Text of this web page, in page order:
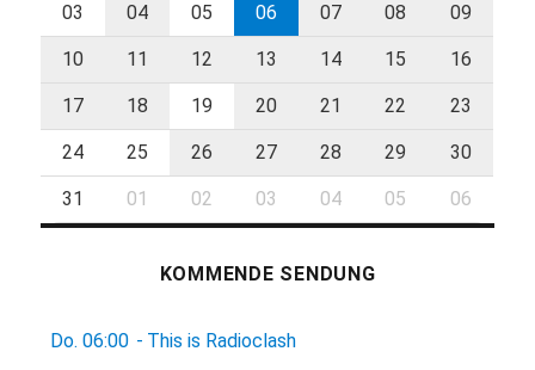
03 04 05 06 07 08 09
10 11 12 13 14 15 16
17 18 19 20 21 22 23
24 25 26 27 28 29 30
31 01 02 03 04 05 06
KOMMENDE SENDUNG
Do. 06:00 - This is Radioclash